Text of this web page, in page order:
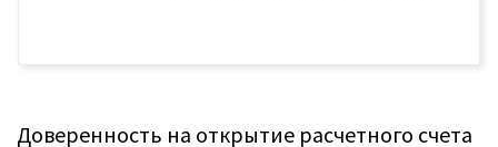
Доверенность на открытие расчетного счета